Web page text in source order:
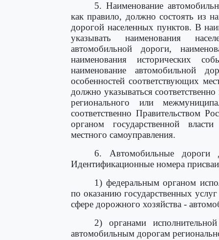
5. Наименование
как правило, должно состоять из
дорогой населенных пунктов. В
указывать наименования
автомобильной дороги,
наименования исторических
наименование автомобильной
особенностей соответствующих
должно указываться
регионального или
соответственно Правительством
органом государственной
местного самоуправления.
6. Автомобильные дороги
Идентификационные номера
1) федеральным органом
по оказанию государственных
сфере дорожного хозяйства -
2) органами
автомобильным дорогам